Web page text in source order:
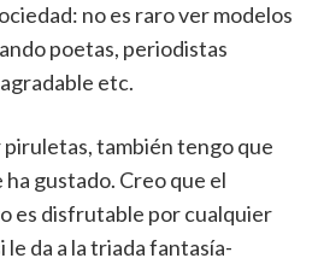
no es raro ver modelos
poetas, periodistas
etc.
piruletas, también tengo que
ha gustado. Creo que el
es disfrutable por cualquier
le da a la triada fantasía-